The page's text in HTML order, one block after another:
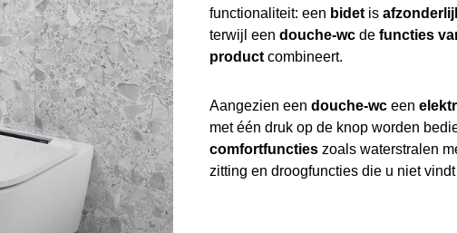
functionaliteit: een bidet is
terwijl een douche-wc de functies
product combineert.
Aangezien een douche-wc een
met één druk op de knop worden
comfortfuncties zoals waterstralen
zitting en droogfuncties die u niet